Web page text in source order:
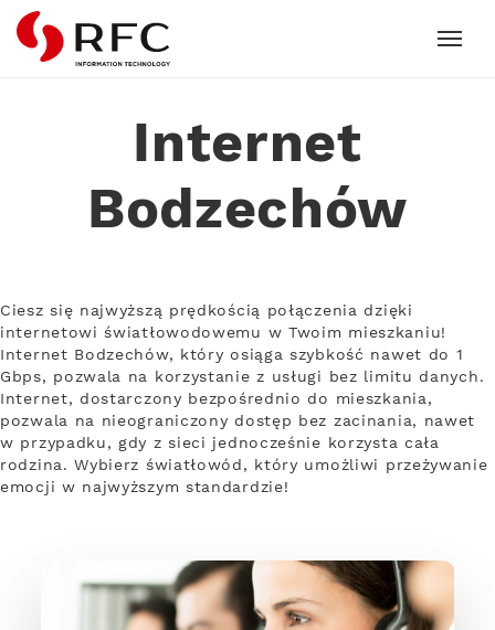
RFC
Internet
Bodzechów
Ciesz się najwyższą prędkością połączenia dzięki
internetowi światłowodowemu w Twoim mieszkaniu!
Internet Bodzechów, który osiąga szybkość nawet do 1
Gbps, pozwala na korzystanie z usługi bez limitu danych.
Internet, dostarczony bezpośrednio do mieszkania,
pozwala na nieograniczony dostęp bez zacinania, nawet
w przypadku, gdy z sieci jednocześnie korzysta cała
rodzina. Wybierz światłowód, który umożliwi przeżywanie
emocji w najwyższym standardzie!